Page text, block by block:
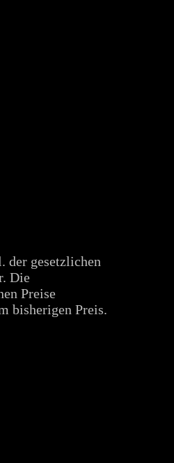
der gesetzlichen
Die
Preise
bisherigen Preis.